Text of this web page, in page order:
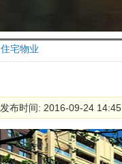
住宅物业
发布时间: 2016-09-24 14:45